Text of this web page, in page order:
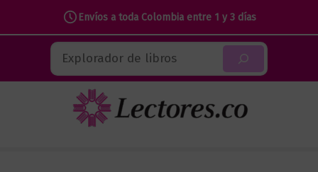
Envíos a toda Colombia entre 1 y 3 días
contenido
Buscar